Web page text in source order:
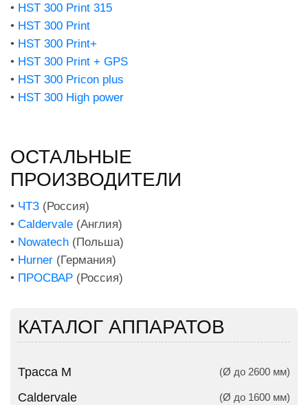
• HST 300 Print 315
• HST 300 Print
• HST 300 Print+
• HST 300 Print + GPS
• HST 300 Pricon plus
• HST 300 High power
ОСТАЛЬНЫЕ
ПРОИЗВОДИТЕЛИ
• ЧТЗ (Россия)
• Caldervale (Англия)
• Nowatech (Польша)
• Hurner (Германия)
• ПРОСВАР (Россия)
КАТАЛОГ АППАРАТОВ
Трасса М (Ø до 2600 мм)
Caldervale (Ø до 1600 мм)